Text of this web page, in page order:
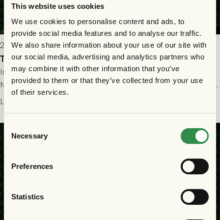
This website uses cookies
We use cookies to personalise content and ads, to
provide social media features and to analyse our traffic.
We also share information about your use of our site with
our social media, advertising and analytics partners who
may combine it with other information that you’ve
provided to them or that they’ve collected from your use
of their services.
Selection
Necessary
Preferences
Statistics
2026-07-22 19:00
Truppen till GAIS - FC Nordsjælland 23/7
Imorgon torsdag spelar GAIS herrar hemma mot FC
Nordsjælland på Gamla Ullevi med avspark kl 19.00! Fredrik
Holmberg och ledarstaben har tagit ut följande trupp till
Läs mer